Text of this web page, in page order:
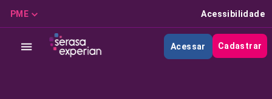
PME Acessibilidade
Acessar Cadastrar